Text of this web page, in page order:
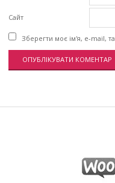
Сайт
Зберегти моє ім'я, e-mail,